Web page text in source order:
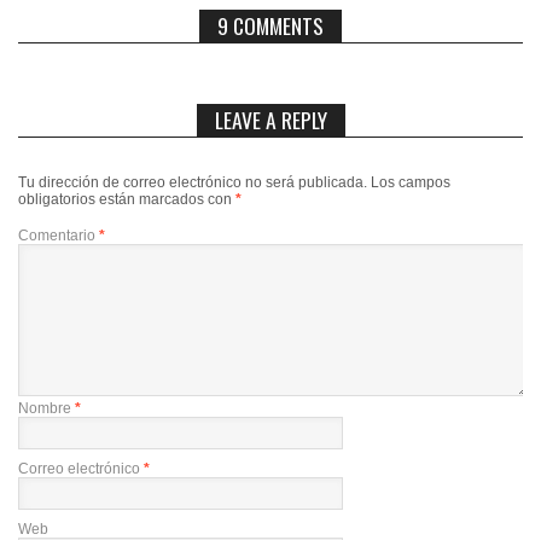
9 COMMENTS
LEAVE A REPLY
Tu dirección de correo electrónico no será publicada. Los campos
obligatorios están marcados con *
Comentario *
Nombre *
Correo electrónico *
Web